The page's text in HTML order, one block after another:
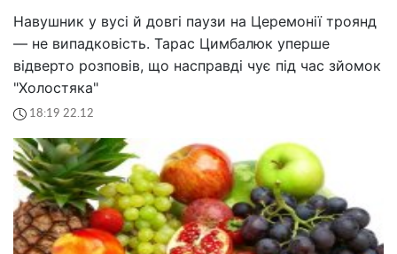
Навушник у вусі й довгі паузи на Церемонії троянд
— не випадковість. Тарас Цимбалюк уперше
відверто розповів, що насправді чує під час зйомок
"Холостяка"
18:19 22.12